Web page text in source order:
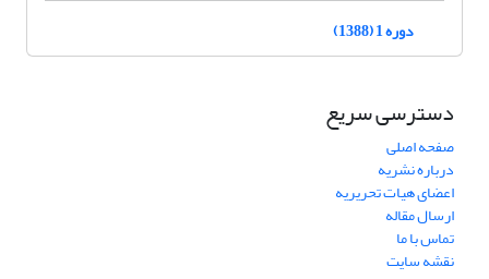
دوره 1 (1388)
دسترسی سریع
صفحه اصلی
درباره نشریه
اعضای هیات تحریریه
ارسال مقاله
تماس با ما
نقشه سایت